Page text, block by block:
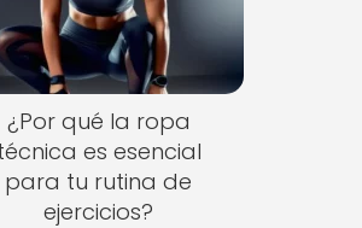
¿Por qué la ropa
es esencial
para tu rutina de
ejercicios?